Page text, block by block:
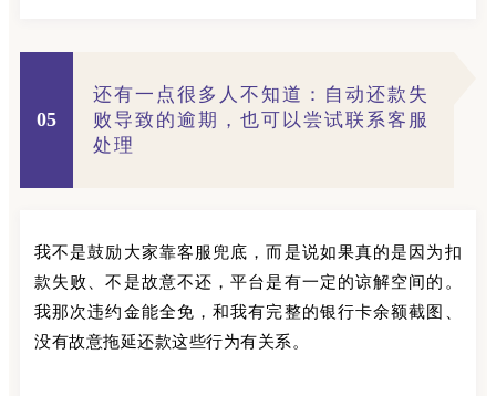
05
还有一点很多人不知道：自动还款失
败导致的逾期，也可以尝试联系客服
处理
我不是鼓励大家靠客服兜底，而是说如果真的是因为扣
款失败、不是故意不还，平台是有一定的谅解空间的。
我那次违约金能全免，和我有完整的银行卡余额截图、
没有故意拖延还款这些行为有关系。